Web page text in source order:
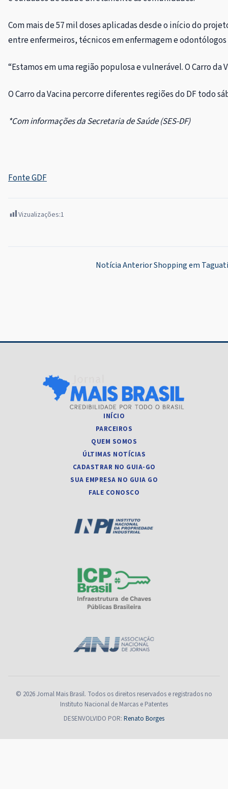
Com mais de 57 mil doses aplicadas desde o início do
entre enfermeiros, técnicos em enfermagem e
“Estamos em uma região populosa e vulnerável. O Carro
O Carro da Vacina percorre diferentes regiões do DF todo
*Com informações da Secretaria de Saúde (SES-DF)
Fonte GDF
Vizualizações:1
Notícia AnteriorShopping em
INÍCIO
PARCEIROS
QUEM SOMOS
ÚLTIMAS NOTÍCIAS
CADASTRAR NO GUIA-GO
SUA EMPRESA NO GUIA GO
FALE CONOSCO
© 2026 Jornal Mais Brasil. Todos os direitos reservados e registrados no
Instituto Nacional de Marcas e Patentes
DESENVOLVIDO POR: Renato Borges